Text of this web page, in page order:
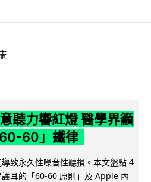
聽力響紅燈 醫學界籲
60」鐵律
致永久性噪音性聽損。本文盤點 4
耳的「60-60 原則」及 Apple 內